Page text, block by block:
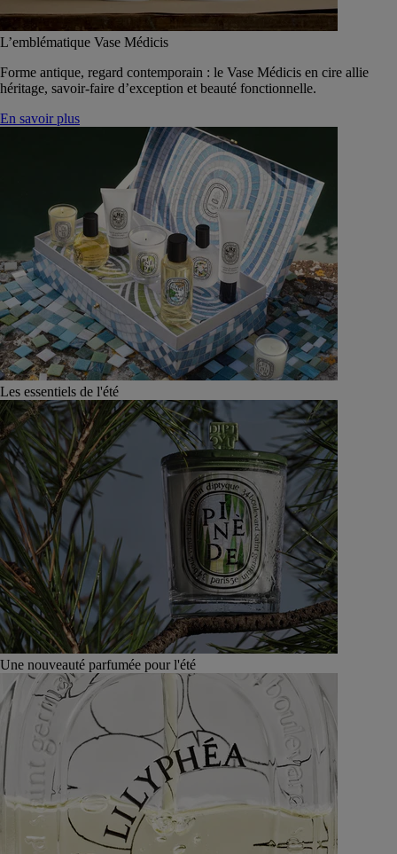
L’emblématique Vase Médicis
Forme antique, regard contemporain : le Vase Médicis en cire allie
héritage, savoir-faire d’exception et beauté fonctionnelle.
En savoir plus
Les essentiels de l'été
Une nouveauté parfumée pour l'été